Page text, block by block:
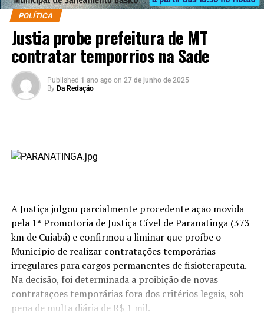
POLÍTICA
Justia probe prefeitura de MT
contratar temporrios na Sade
Published 1 ano ago on 27 de junho de 2025
By Da Redação
A Justiça julgou parcialmente procedente ação movida
pela 1ª Promotoria de Justiça Cível de Paranatinga (373
km de Cuiabá) e confirmou a liminar que proíbe o
Município de realizar contratações temporárias
irregulares para cargos permanentes de fisioterapeuta.
Na decisão, foi determinada a proibição de novas
contratações temporárias fora dos critérios legais, sob
pena de multa diária de R$ 1 mil.